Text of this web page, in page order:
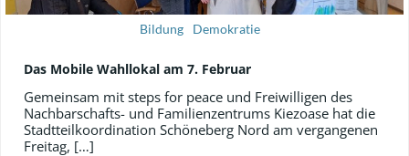
Bildung Demokratie
Das Mobile Wahllokal am 7. Februar
Gemeinsam mit steps for peace und Freiwilligen des
Nachbarschafts- und Familienzentrums Kiezoase hat die
Stadtteilkoordination Schöneberg Nord am vergangenen
Freitag, […]